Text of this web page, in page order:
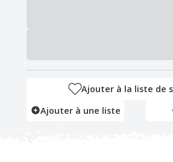
Ajouter à la liste de
Ajouter à une liste